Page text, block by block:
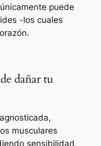
puede
-los cuales
dañar tu
musculares
sensibilidad